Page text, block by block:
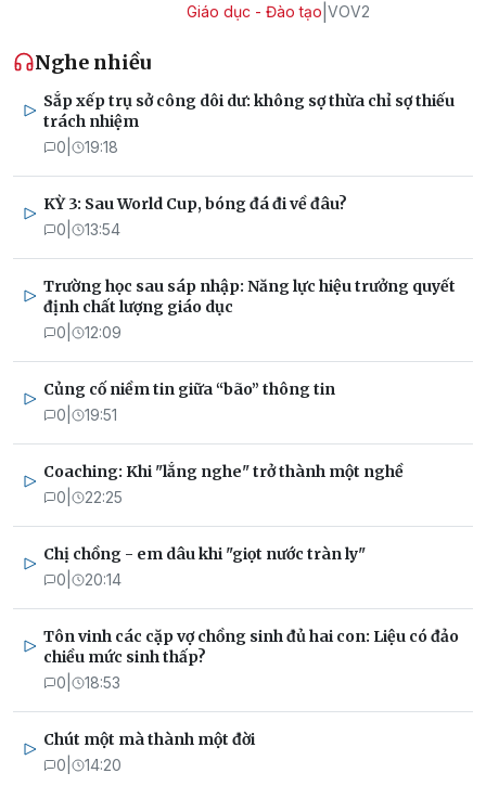
Giáo dục - Đào tạo VOV2
Nghe nhiều
Sắp xếp trụ sở công dôi dư: không sợ thừa chỉ sợ thiếu
trách nhiệm
0 19:18
KỲ 3: Sau World Cup, bóng đá đi về đâu?
0 13:54
Trường học sau sáp nhập: Năng lực hiệu trưởng quyết
định chất lượng giáo dục
0 12:09
Củng cố niềm tin giữa “bão” thông tin
0 19:51
Coaching: Khi "lắng nghe" trở thành một nghề
0 22:25
Chị chồng - em dâu khi "giọt nước tràn ly"
0 20:14
Tôn vinh các cặp vợ chồng sinh đủ hai con: Liệu có đảo
chiều mức sinh thấp?
0 18:53
Chút một mà thành một đời
0 14:20